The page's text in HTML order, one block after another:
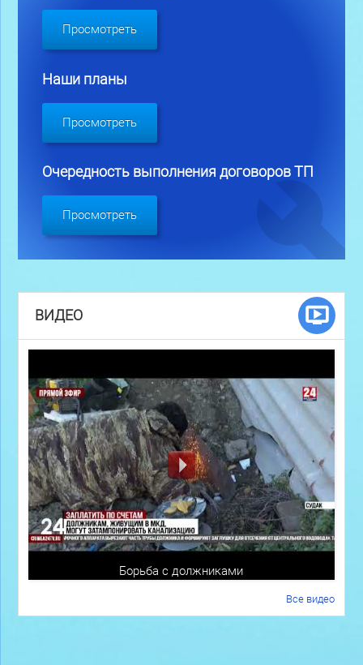
Просмотреть
Наши планы
Просмотреть
Очередность выполнения договоров ТП
Просмотреть
ВИДЕО
Борьба с должниками
Все видео